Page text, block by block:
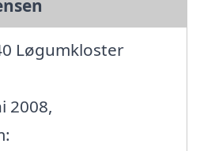
Løgumkloster
2008,